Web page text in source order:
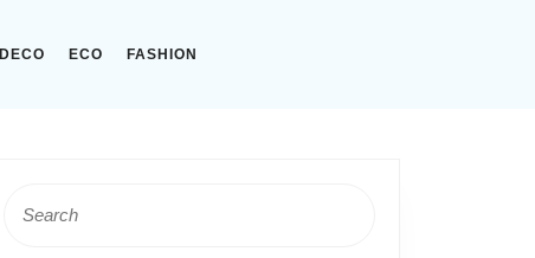
DECO ECO FASHION
for: